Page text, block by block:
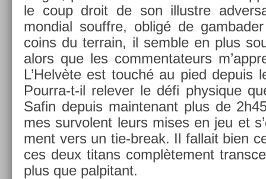
le coup droit de son il­lustre
mon­di­al souffre, obligé de
coins du ter­rain, il semble en plus
alors que les com­men­tateurs
L’Helvète est touché au pied de­puis
Pourra-t-il re­lev­er le défi physique
Safin de­puis main­tenant plus de
mes sur­volent leurs mises en jeu et
ment vers un tie-break. Il fal­lait bien
ces deux titans com­plète­ment
plus que pal­pitant.